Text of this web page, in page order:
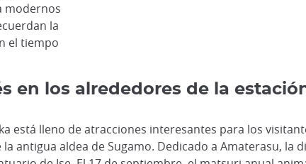
modernos
la
el tiempo
en los alrededores de la
está lleno de atracciones interesantes para los
antigua aldea de Sugamo. Dedicado a Amaterasu, la